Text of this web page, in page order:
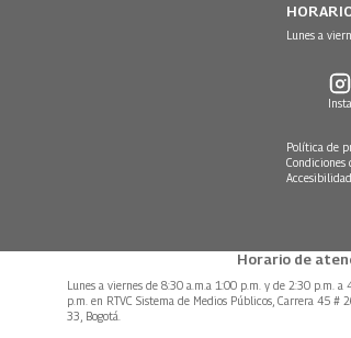
Lunes a
Política de
Condiciones
Accesibilidad
Horario de
Lunes a viernes de 8:30 a.m.a 1:00 p.m. y de 2:30 p.m. a
p.m. en RTVC Sistema de Medios Públicos, Carrera 45 #
33, Bogotá.